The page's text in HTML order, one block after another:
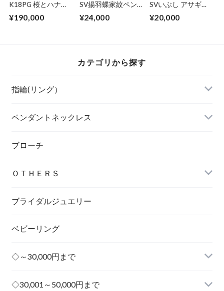
K18PG 桜とハナミ
ズキのリング【セミ
オーダー】
¥190,000
SV揚羽蝶家紋ペン
ダントネックレス<
居城・築城特別彫刻
¥24,000
SVいぶし アサギマ
ダラ リング【セミ
オーダー】ガーネッ
¥20,000
カテゴリから探す
指輪(リング）
ペンダントネックレス
ブローチ
ＯＴＨＥＲＳ
ブライダルジュエリー
ベビーリング
◇～30,000円まで
◇30,001～50,000円まで